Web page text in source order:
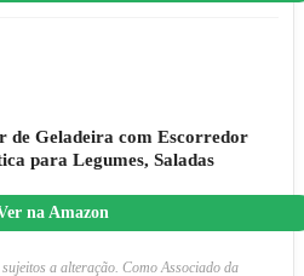
de Geladeira com Escorredor
para Legumes, Saladas
na Amazon
a alteração. Como Associado da